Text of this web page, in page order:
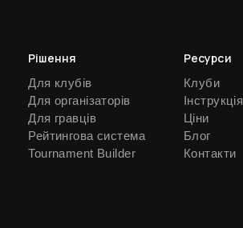
Рішення
Для клубів
Для організаторів
Для гравців
Рейтингова система
Tournament Builder
Ресурси
Клуби
Інструкція
Ціни
Блог
Контакти